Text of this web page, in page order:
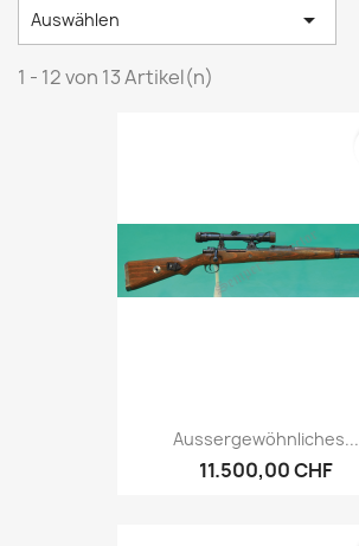
Auswählen 
1 - 12 von 13 Artikel(n)
Aussergewöhnliches...
11.500,00 CHF